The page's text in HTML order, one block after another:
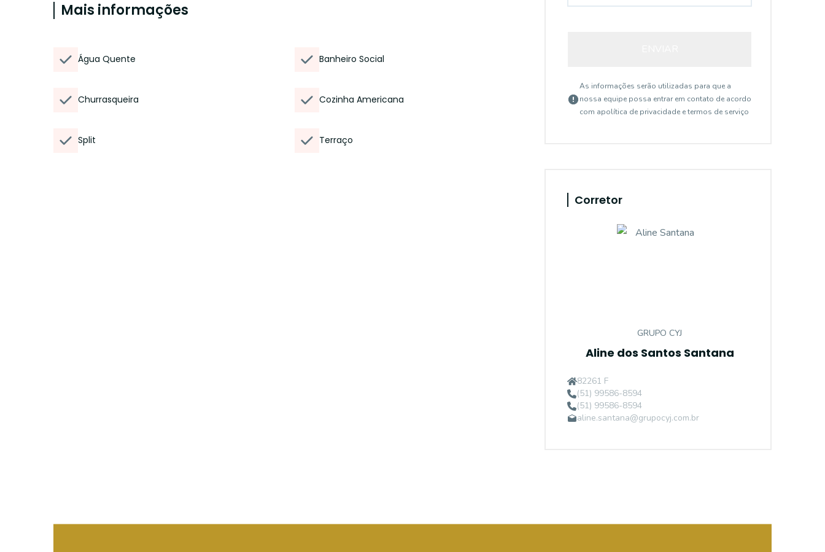
Mais informações
Água Quente Banheiro Social
Churrasqueira Cozinha Americana
Split Terraço
As informações serão utilizadas para que a
nossa equipe possa entrar em contato de acordo
com apolítica de privacidade e termos de serviço
Corretor
GRUPO CYJ
Aline dos Santos Santana
82261 F
(51) 99586-8594
(51) 99586-8594
aline.santana@grupocyj.com.br